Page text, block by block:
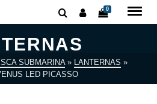
0
SUBMARINA » LANTERNAS »
LED PICASSO